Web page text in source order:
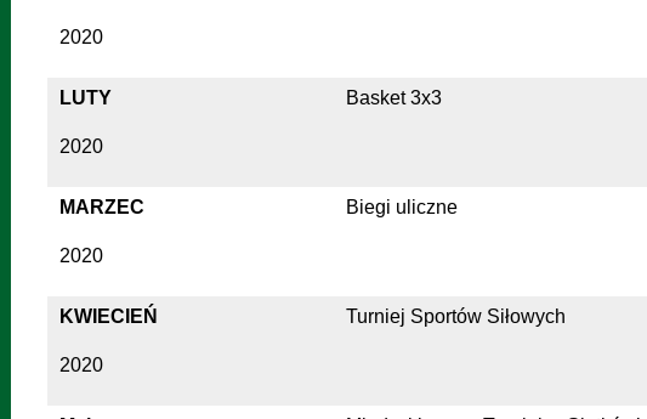
2020
LUTY
2020
Basket 3x3
MARZEC
2020
Biegi uliczne
KWIECIEŃ
2020
Turniej Sportów Siłowych